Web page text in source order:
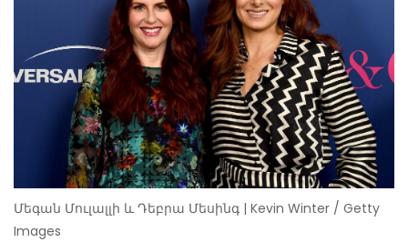
Մեգան Մուլալլի և Դեբրա Մեսինգ | Kevin Winter / Getty
Images